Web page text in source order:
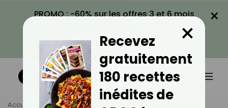
PROMO : -60% sur les offres 3 et 6 mois
VOIR LA PROMO
×
Accueil Actus
Santé
Recevez
gratuitement
180 recettes
inédites de
×